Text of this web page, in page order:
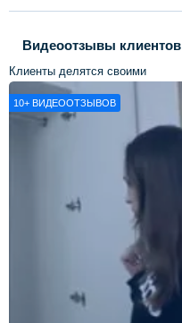
Видеоотзывы клиентов
Клиенты делятся своими
впечатлениями о нашей работе
10+ ВИДЕООТЗЫВОВ